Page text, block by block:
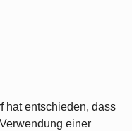
hat entschieden, dass
einer